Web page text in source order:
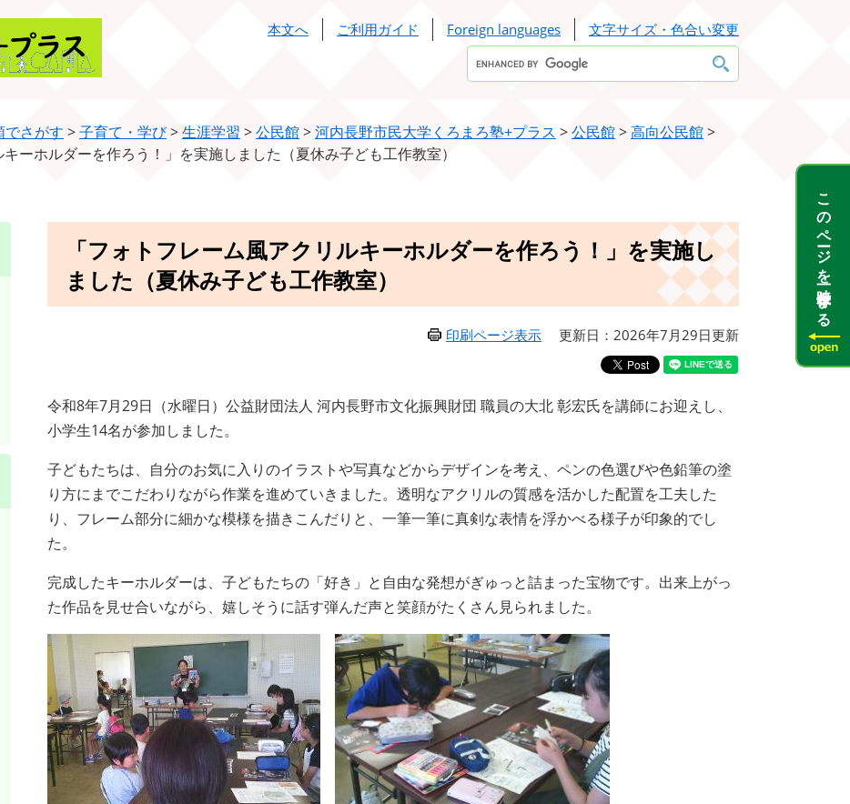
本文へ ご利用ガイド Foreign languages
文字サイズ・色合い変更
Google
カ
ス
索
でさがす >子育て・学び>生涯学習 >公民館>河内長野市民大学くろまろ塾+プラス >公民館>高向公民館>
ーホルダーを作ろう！」を実施しました（夏休み子ども工作教室）
「フォトフレーム風アクリルキーホルダーを作ろう！」を実施し
ました（夏休み子ども工作教室）
印刷ページ表示 更新日：2026年7月29日更新
令和8年7月29日（水曜日）​公益財団法人 河内長野市文化振興財団 職員の大北 彰宏氏を講師にお迎えし、
小学生14名が参加しました。
​子どもたちは、自分のお気に入りのイラストや写真などからデザインを考え、ペンの色選びや色鉛筆の塗
り方にまでこだわりながら作業を進めていきました。透明なアクリルの質感を活かした配置を工夫した
り、フレーム部分に細かな模様を描きこんだりと、一筆一筆に真剣な表情を浮かべる様子が印象的でし
た。
完成したキーホルダーは、子どもたちの「好き」と自由な発想がぎゅっと詰まった宝物です。出来上がっ
た作品を見せ合いながら、嬉しそうに話す弾んだ声と笑顔がたくさん見られました。​
このページを一時保存する